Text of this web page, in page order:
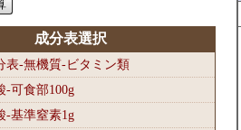
成分表選択
表-無機質-ビタミン類
-可食部100g
-基準窒素1g